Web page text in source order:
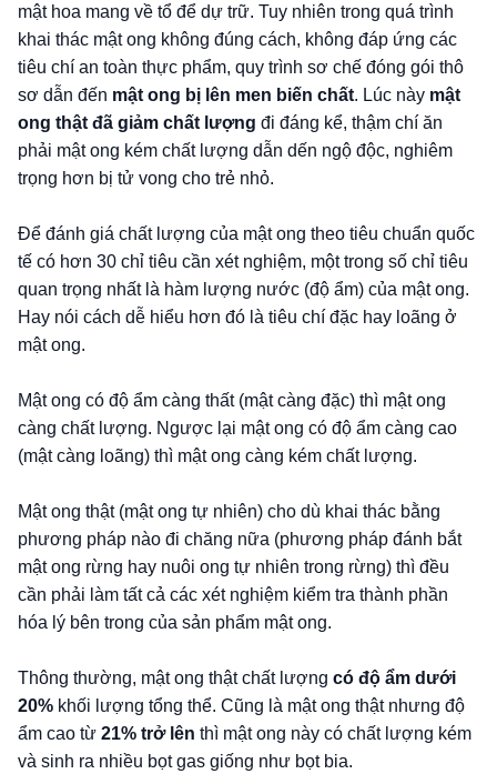
mật hoa mang về tổ để dự trữ. Tuy nhiên trong quá trình
khai thác mật ong không đúng cách, không đáp ứng các
tiêu chí an toàn thực phẩm, quy trình sơ chế đóng gói thô
sơ dẫn đến mật ong bị lên men biến chất. Lúc này mật
ong thật đã giảm chất lượng đi đáng kể, thậm chí ăn
phải mật ong kém chất lượng dẫn dến ngộ độc, nghiêm
trọng hơn bị tử vong cho trẻ nhỏ.
Để đánh giá chất lượng của mật ong theo tiêu chuẩn quốc
tế có hơn 30 chỉ tiêu cần xét nghiệm, một trong số chỉ tiêu
quan trọng nhất là hàm lượng nước (độ ẩm) của mật ong.
Hay nói cách dễ hiểu hơn đó là tiêu chí đặc hay loãng ở
mật ong.
Mật ong có độ ẩm càng thất (mật càng đặc) thì mật ong
càng chất lượng. Ngược lại mật ong có độ ẩm càng cao
(mật càng loãng) thì mật ong càng kém chất lượng.
Mật ong thật (mật ong tự nhiên) cho dù khai thác bằng
phương pháp nào đi chăng nữa (phương pháp đánh bắt
mật ong rừng hay nuôi ong tự nhiên trong rừng) thì đều
cần phải làm tất cả các xét nghiệm kiểm tra thành phần
hóa lý bên trong của sản phẩm mật ong.
Thông thường, mật ong thật chất lượng có độ ẩm dưới
20% khối lượng tổng thể. Cũng là mật ong thật nhưng độ
ẩm cao từ 21% trở lên thì mật ong này có chất lượng kém
và sinh ra nhiều bọt gas giống như bọt bia.